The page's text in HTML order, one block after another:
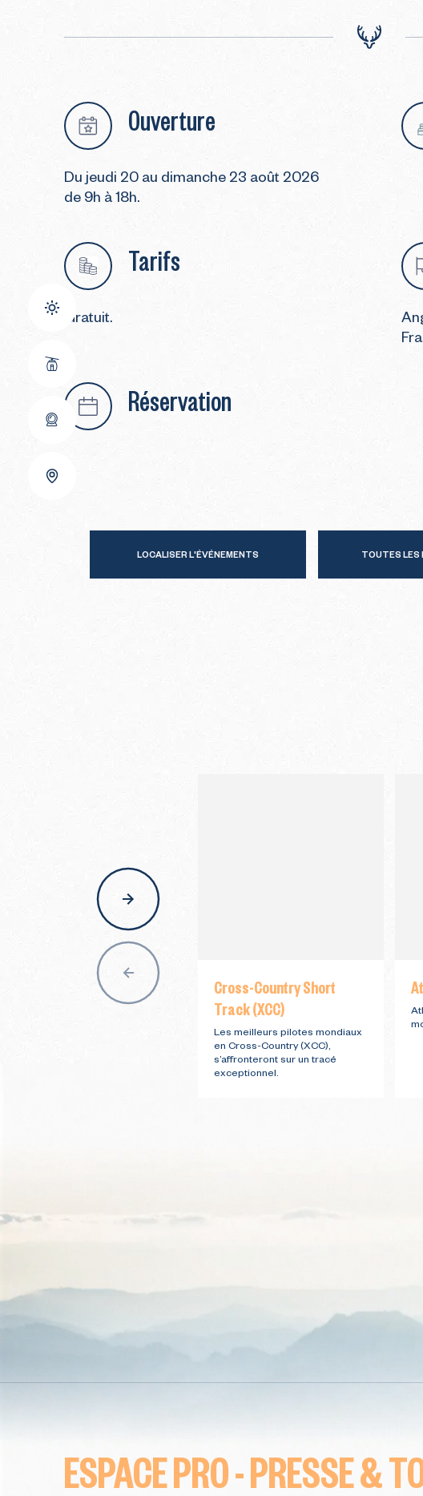
Ouverture
Du jeudi 20 au dimanche 23 août 2026
de 9h à 18h.
Tarifs
Gratuit.
Réservation
LOCALISER L'ÉVÉNEMENTS TOUTES LES
nav
Cross-Country Short
Track (XCC)
Les meilleurs pilotes mondiaux
en Cross-Country (XCC),
s’affronteront sur un tracé
exceptionnel.
ESPACE PRO - PRESSE &